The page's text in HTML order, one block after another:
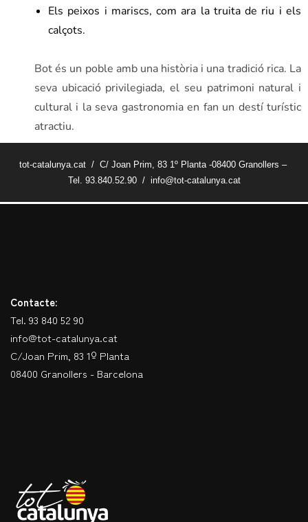
Els peixos i mariscs, com ara la truita de riu i els
calçots.
Bot és un poble amb una història i una tradició rica. La
seva ubicació privilegiada, el seu patrimoni natural i
cultural i la seva gastronomia en fan un destí turístic
atractiu.
tot-catalunya.cat / C/ Joan Prim, 83 1º Planta -08400 Granollers –
Tel. 93.840.52.90 / info@tot-catalunya.cat
Contacte:
Tel. 93 840 52 90
info@tot-catalunya.cat
C/Joan Prim, 83 1º Planta
08400 Granollers - Barcelona